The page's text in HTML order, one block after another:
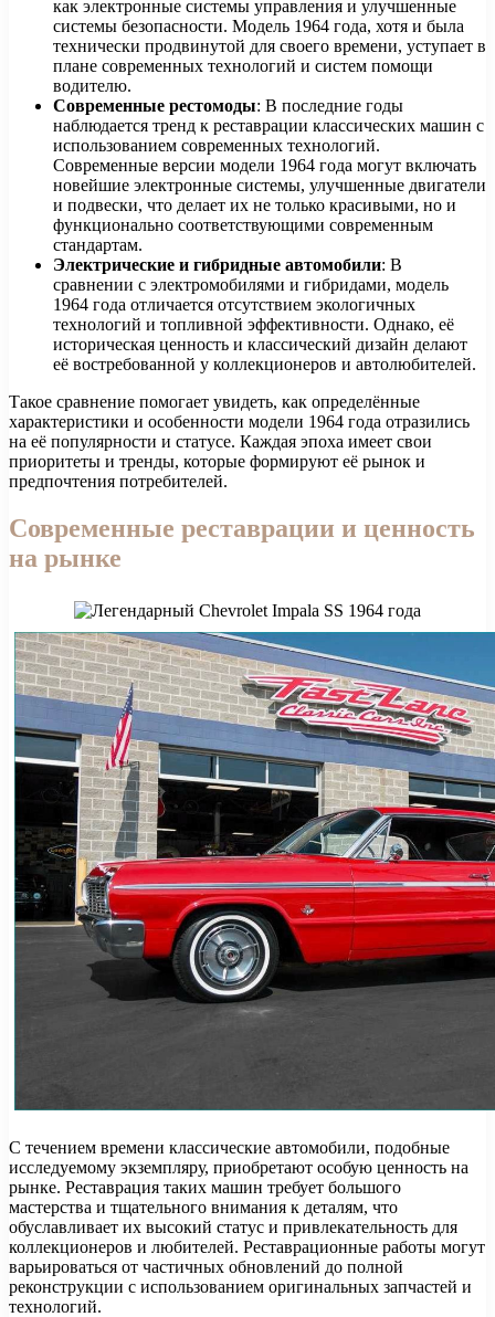
как электронные системы управления и улучшенные
системы безопасности. Модель 1964 года, хотя и была
технически продвинутой для своего времени, уступает в
плане современных технологий и систем помощи
водителю.
Современные рестомоды: В последние годы
наблюдается тренд к реставрации классических машин с
использованием современных технологий.
Современные версии модели 1964 года могут включать
новейшие электронные системы, улучшенные двигатели
и подвески, что делает их не только красивыми, но и
функционально соответствующими современным
стандартам.
Электрические и гибридные автомобили: В
сравнении с электромобилями и гибридами, модель
1964 года отличается отсутствием экологичных
технологий и топливной эффективности. Однако, её
историческая ценность и классический дизайн делают
её востребованной у коллекционеров и автолюбителей.
Такое сравнение помогает увидеть, как определённые
характеристики и особенности модели 1964 года отразились
на её популярности и статусе. Каждая эпоха имеет свои
приоритеты и тренды, которые формируют её рынок и
предпочтения потребителей.
Современные реставрации и ценность
на рынке
С течением времени классические автомобили, подобные
исследуемому экземпляру, приобретают особую ценность на
рынке. Реставрация таких машин требует большого
мастерства и тщательного внимания к деталям, что
обуславливает их высокий статус и привлекательность для
коллекционеров и любителей. Реставрационные работы могут
варьироваться от частичных обновлений до полной
реконструкции с использованием оригинальных запчастей и
технологий.